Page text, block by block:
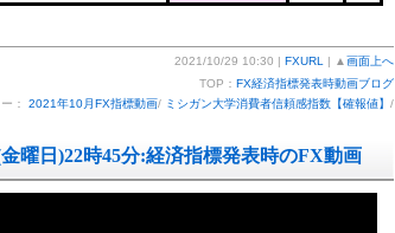
2021/10/29 10:30 | FXURL | ▲ 画面上へ
TOP： FX経済指標発表時動画ブログ
： 2021年10月FX指標動画/ ミシガン大学消費者信頼感指数【確報値】 /
金曜日)22時45分:経済指標発表時のFX動画